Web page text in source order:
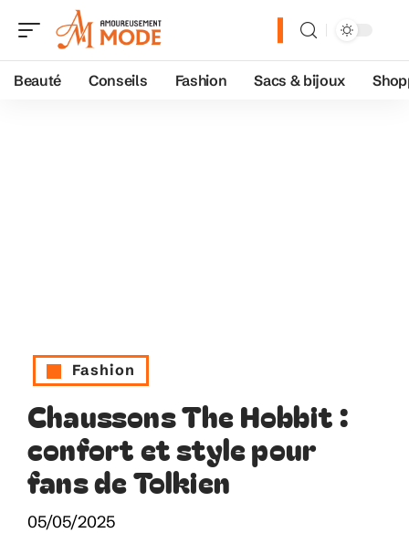
Beauté Conseils Fashion Sacs & bijoux
Fashion
Chaussons The Hobbit :
confort et style pour
fans de Tolkien
05/05/2025